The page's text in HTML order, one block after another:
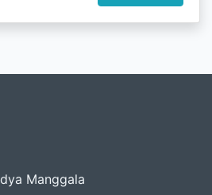
Manggala